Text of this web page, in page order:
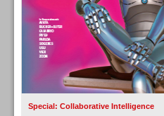
Special: Collaborative Intelligence
Inbound